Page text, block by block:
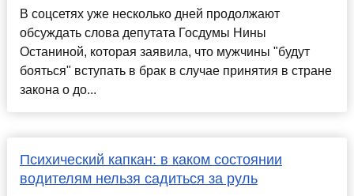
В соцсетях уже несколько дней продолжают
обсуждать слова депутата Госдумы Нины
Останиной, которая заявила, что мужчины "будут
бояться" вступать в брак в случае принятия в стране
закона о до...
Психический капкан: в каком состоянии
водителям нельзя садиться за руль